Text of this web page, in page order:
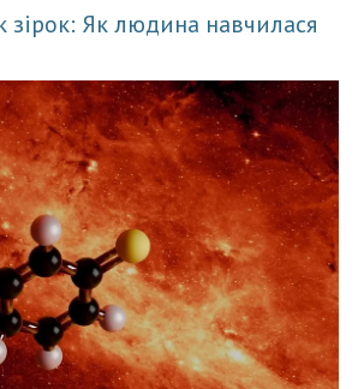
зірок: Як людина навчилася